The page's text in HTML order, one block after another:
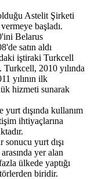
Astelit Şirketi
başladı.
Belarus
satın aldı
iştiraki Turkcell
Turkcell, 2010 yılında
yılının ilk
hizmeti sunarak
dışında kullanım
ihtiyaçlarına
sonucu yurt dışı
yer alan
ülkede yaptığı
biridir.